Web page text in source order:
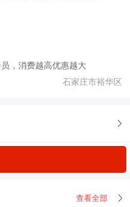
，消费越高优惠越大
石家庄市裕华区
查看全部